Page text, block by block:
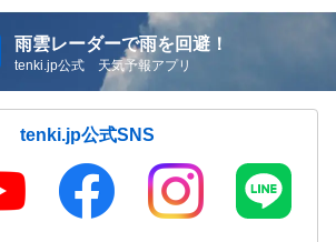
雨雲レーダーで雨を回避！
tenki.jp公式 天気予報アプリ
tenki.jp公式SNS